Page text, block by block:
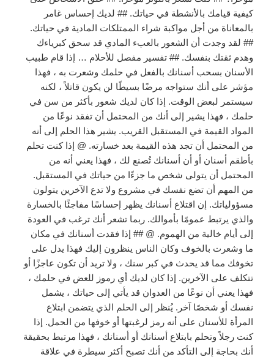
كيفية قيامك بالأنشطة في حياتك. ## لديك إحساس غامر
بالمعاناة من أجل مواكبة شراء الممتلكات المادية في حياتك.
## لقد وجدت أن الشعور بالعبء المادي قد سحق كبرياءك
وهدم ثقتك بنفسك. ## تفسير مفصل للأحلام … إذا قام طبيب
الأسنان بسحب أسنانك بالفعل في حلمك وشعرت به ، فهذا
مؤشر على أنك ستواجه مرضًا بسيطًا لن يكون قاتلاً ، لكنه
سيستمر لبعض الوقت. إذا كان لديك شعور بأكثر من سن في
حلمك ، فهذا يشير إلى أنك من المحتمل أن تفقد نوعًا من
المواد القيمة في المستقبل القريب. يشير هذا الحلم إلى أنه
من المحتمل أن تجد هذه القيمة بعد خسارته. @ إذا كنت تحلم
بأطقم أسنان أو أن أسنانك تُصنع لك ، فهذا يعني أنه من
المحتمل أن يتولى شخص ما جزءًا من حياتك في المستقبل.
من المهم أن تضع نفسك في مشروع ولا تدع الآخرين يتولون
مسؤولياتك. إن اقتلاع أسنانك يظهر إحساسًا مفاجئًا بالخسارة
والذي يرتبط عمومًا بأموالك. ربما تشعر أنك ترغب في العودة
إلى أيام خالية من الهموم. @ ## إذا فقدت أسنانك في مكان
ما وشعرت بالخوف وكان الناس ينظرون إليك فهذا يدل على
تخوفك مما قد يحدث في كبر سنك ، ولا تريد أن تكون عاجزًا أو
تتكلف على الآخرين. إذا كان لديك أي رموز للعض في حلمك ،
فهذا يعني أن نوعًا من العدوان قد يأتي إلى حياتك ، يشمل
نفسك أو شخصًا آخر. يُنظر إلى الحلم الذي يتضمن ابتلاع
المرأة للأسنان على أنه رمز لرغبتها أو خوفها من الحمل. إذا
كنت رجلاً وتحلم بابتلاع أسنانك أو أسنانك ، فهذا مرتبط بحقيقة
أنك بحاجة إلى التأكد من أنك تصبح أكثر سيطرة في علاقة